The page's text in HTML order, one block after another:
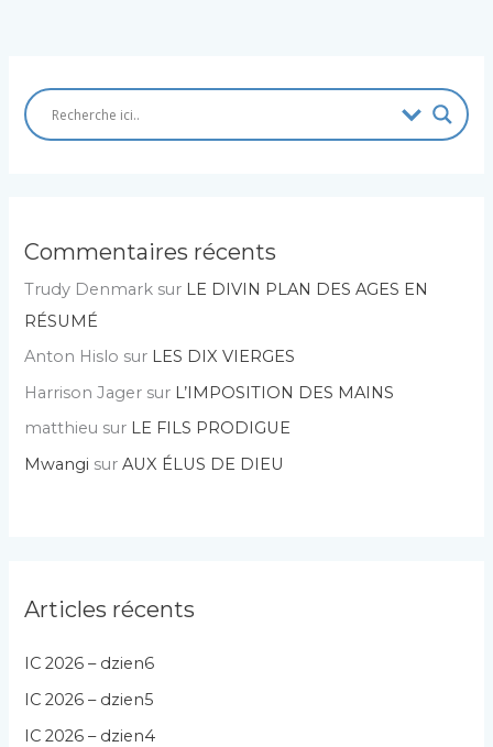
Commentaires récents
Trudy Denmark sur LE DIVIN PLAN DES AGES EN
RÉSUMÉ
Anton Hislo sur LES DIX VIERGES
Harrison Jager sur L’IMPOSITION DES MAINS
matthieu sur LE FILS PRODIGUE
Mwangi surAUX ÉLUS DE DIEU
Articles récents
IC 2026 – dzien6
IC 2026 – dzien5
IC 2026 – dzien4